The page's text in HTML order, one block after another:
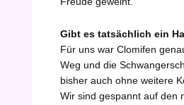
Gibt es tatsächlich ein
Für uns war Clomifen
Weg und die
bisher auch ohne weitere
Wir sind gespannt auf den